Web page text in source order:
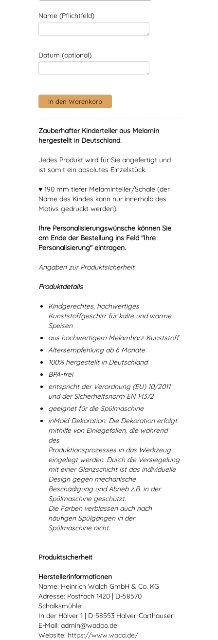
Name (Pflichtfeld)
Datum (optional)
Zauberhafter Kinderteller aus Melamin
hergestellt in Deutschland.
Jedes Produkt wird für Sie angefertigt und
ist somit ein absolutes Einzelstück.
♥ 190 mm tiefer Melaminteller/Schale (der
Name des Kindes kann nur innerhalb des
Motivs gedruckt werden).
Ihre Personalisierungswünsche können Sie
am Ende der Bestellung ins Feld "Ihre
Personalisierung" eintragen.
Angaben zur Produktsicherheit
Produktdetails
Kindgerechtes, hochwertiges
Kunststoffgeschirr für kalte und warme
Speisen
aus hochwertigem Melamharz-Kunststoff
Altersempfehlung ab 6 Monate
100% hergestellt in Deutschland
BPA-frei
entspricht der Verordnung (EU) 10/2011
und der Sicherheitsnorm EN 14372
geeignet für die Spülmaschine
inMold-Dekoration: Die Dekoration erfolgt
mithilfe von Einlegefolien, die während
des
Produktionsprozesses in das Werkzeug
eingelegt werden. Durch die Versiegelung
mit einer Glanzschicht ist das individuelle
Design gegen mechanische
Beschädigung und Abrieb z.B. in der
Spülmaschine geschützt.
Die Farben verblassen auch nach
häufigen Spülgängen in der
Spülmaschine nicht.
Produktsicherheit
Herstellerinformationen
Name: Heinrich Walch GmbH & Co. KG
Adresse: Postfach 1420 | D-58570
Schalksmühle
In der Hälver 1 | D-58553 Halver-Carthausen
E-Mail: admin@wadoo.de
Website: https://www.waca.de/